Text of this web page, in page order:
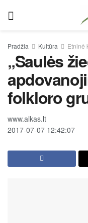
Pradžia Kultūra Etninė
„Saulės
folkloro
www.alkas.lt
2017-07-07 12:42:07